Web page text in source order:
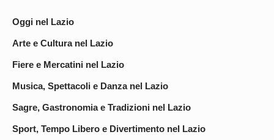
Oggi nel Lazio
Arte e Cultura nel Lazio
Fiere e Mercatini nel Lazio
Musica, Spettacoli e Danza nel Lazio
Sagre, Gastronomia e Tradizioni nel Lazio
Sport, Tempo Libero e Divertimento nel Lazio